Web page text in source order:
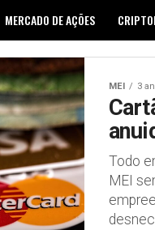
MERCADO DE AÇÕES
MEI 3
Todo
MEI